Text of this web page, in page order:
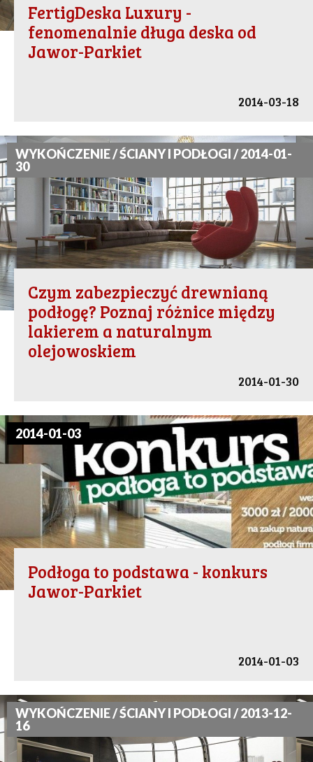
FertigDeska Luxury -
fenomenalnie długa deska od
Jawor-Parkiet
2014-03-18
WYKOŃCZENIE / ŚCIANY I PODŁOGI / 2014-01-
30
Czym zabezpieczyć drewnianą
podłogę? Poznaj różnice między
lakierem a naturalnym
olejowoskiem
2014-01-30
2014-01-03
Podłoga to podstawa - konkurs
Jawor-Parkiet
2014-01-03
WYKOŃCZENIE / ŚCIANY I PODŁOGI / 2013-12-
16